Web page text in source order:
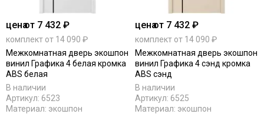
ценаот 7 432 ₽
комплект от 14 090 ₽
Межкомнатная дверь экошпон
винил Графика 4 белая кромка
ABS белая
В наличии
Артикул: 6523
Материал: экошпон
ценаот 7 432 ₽
комплект от 14 090 ₽
Межкомнатная дверь экошпон
винил Графика 4 сэнд кромка
ABS сэнд
В наличии
Артикул: 6525
Материал: экошпон